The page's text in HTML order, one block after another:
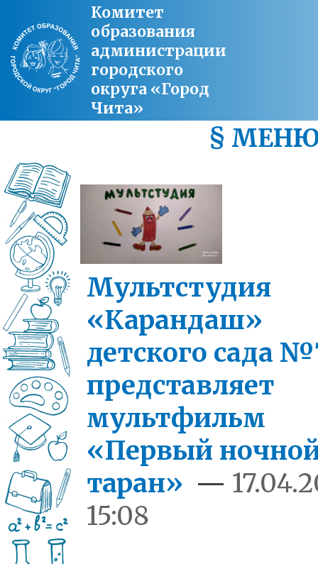
Комитет
образования
администрации
городского
округа «Город
Чита»
§
Мультстудия
«Карандаш»
детского сада
представляет
мультфильм
«Первый
таран» —
15:08